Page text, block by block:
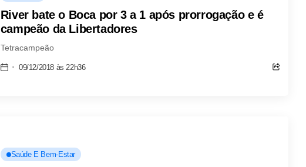
River bate o Boca por 3 a 1 após prorrogação e é
campeão da Libertadores
Tetracampeão
09/12/2018 às 22h36
Saúde E Bem-Estar